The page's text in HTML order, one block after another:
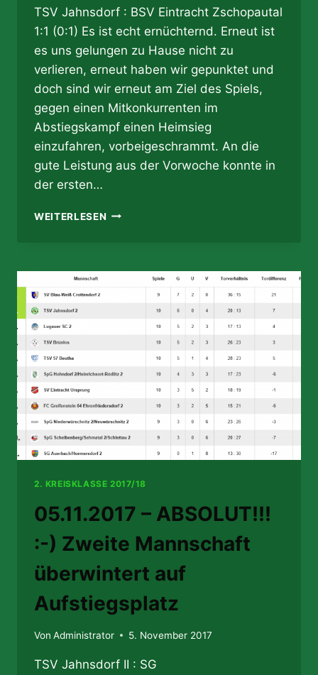
TSV Jahnsdorf : BSV Eintracht Zschopautal
1:1 (0:1) Es ist echt ernüchternd. Erneut ist
es uns gelungen zu Hause nicht zu
verlieren, erneut haben wir gepunktet und
doch sind wir erneut am Ziel des Spiels,
gegen einen Mitkonkurrenten im
Abstiegskampf einen Heimsieg
einzufahren, vorbeigeschrammt. An die
gute Leistung aus der Vorwoche konnte in
der ersten…
WEITERLESEN05.11.2017
GRÜSST D
ÖCHENTLICH D
NENTSCHIEDEN!
2. KREISKLASSE 2017/18
05.11.2017 – ABSOLUT!!!
:-) Zweite Mannschaft
überwintert auf
Aufstiegsplatz
Von Administrator 5. November 2017
TSV Jahnsdorf II : SG